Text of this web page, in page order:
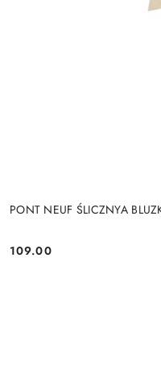
PONT NEUF ŚLICZNYA
Cena:
109.00